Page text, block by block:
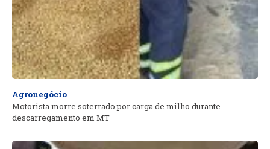
Agronegócio
Motorista morre soterrado por carga de milho durante
descarregamento em MT